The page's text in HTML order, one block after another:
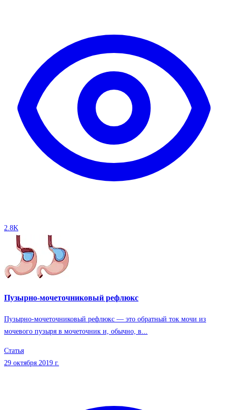
2.8K
Пузырно-мочеточниковый рефлюкс
Пузырно-мочеточниковый рефлюкс — это обратный ток мочи из
мочевого пузыря в мочеточник и, обычно, в...
Статья
29 октября 2019 г.